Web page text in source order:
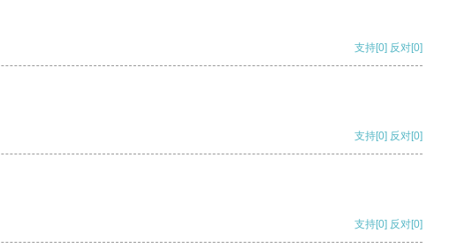
支持[0] 反对[0]
支持[0] 反对[0]
支持[0] 反对[0]